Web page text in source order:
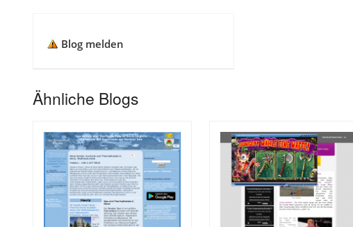
Blog melden
Ähnliche Blogs